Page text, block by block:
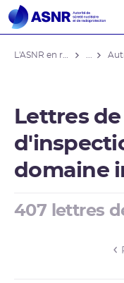
Lettres
domaine
407 lettres